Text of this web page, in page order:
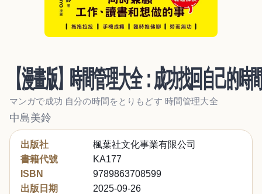
【漫畫版】時間管理大全：成功找回自己的時
マンガで成功 自分の時間をとりもどす 時間管理大全
中島美鈴
出版社
楓葉社文化事業有限公司
書籍代號
KA177
ISBN
9789863708599
出版日期
2025-09-26